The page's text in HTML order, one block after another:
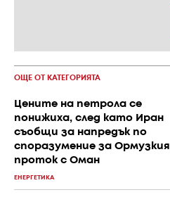
ОЩЕ ОТ КАТЕГОРИЯТА
Цените на петрола се
понижиха, след като Иран
съобщи за напредък по
споразумение за Ормузкия
проток с Оман
ЕНЕРГЕТИКА